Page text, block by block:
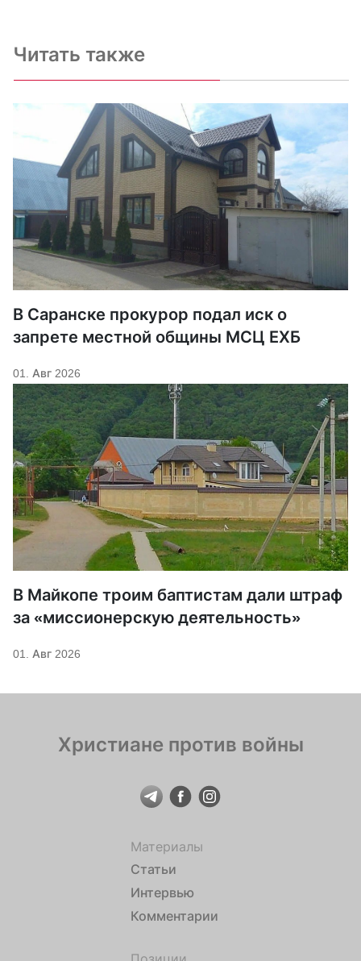
Читать также
В Саранске прокурор подал иск о
запрете местной общины МСЦ ЕХБ
01. Авг 2026
В Майкопе троим баптистам дали штраф
за «миссионерскую деятельность»
01. Авг 2026
Христиане против войны
Материалы
Статьи
Интервью
Комментарии